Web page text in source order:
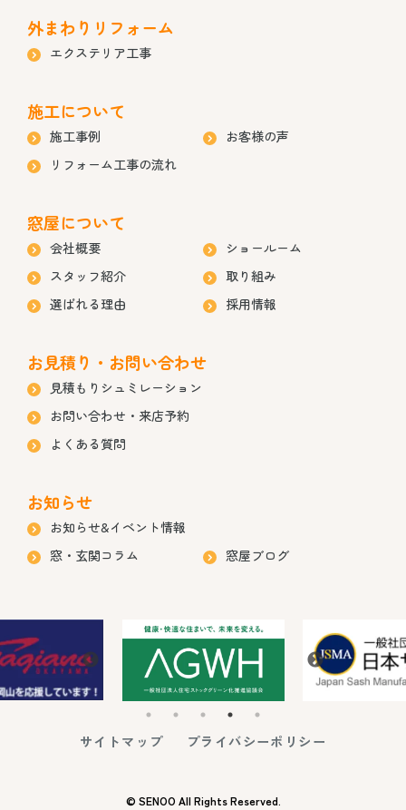
外まわりリフォーム
エクステリア工事
施工について
施工事例
お客様の声
リフォーム工事の流れ
窓屋について
会社概要
ショールーム
スタッフ紹介
取り組み
選ばれる理由
採用情報
お見積り・お問い合わせ
見積もりシュミレーション
お問い合わせ・来店予約
よくある質問
お知らせ
お知らせ&イベント情報
窓・玄関コラム
窓屋ブログ
サイトマップ プライバシーポリシー
© SENOO All Rights Reserved.